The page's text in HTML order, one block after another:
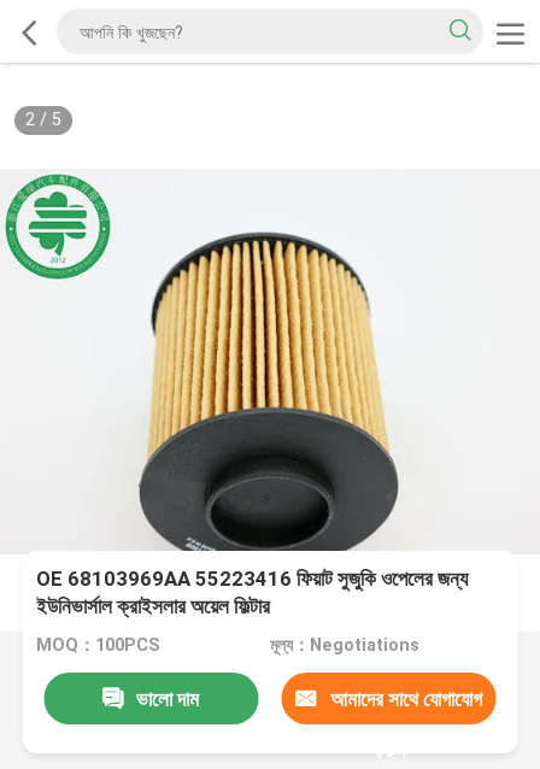
2/ 5
OE 68103969AA 55223416 ফিয়াট সুজুকি ওপেলের জন্য
ইউনিভার্সাল ক্রাইসলার অয়েল ফিল্টার
MOQ：100PCS মূল্য：Negotiations
ভালো দাম আমাদের সাথে যোগাযোগ
করুন